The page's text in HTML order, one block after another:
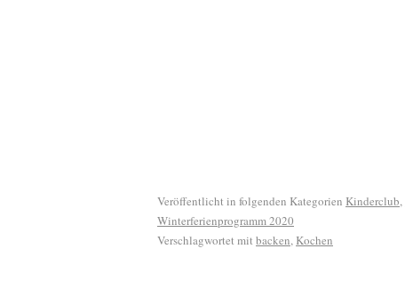
Veröffentlicht in folgenden Kategorien Kinderclub,
Winterferienprogramm 2020
Verschlagwortet mit backen, Kochen